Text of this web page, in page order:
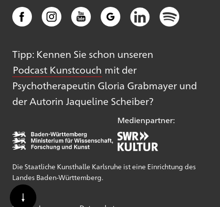
Tipp: Kennen Sie schon unseren
Podcast Kunstcouch mit der
Psychotherapeutin Gloria Grabmayer und
der Autorin Jaqueline Scheiber?
Medienpartner:
Die Staatliche Kunsthalle Karlsruhe ist eine Einrichtung des
Landes Baden-Württemberg.